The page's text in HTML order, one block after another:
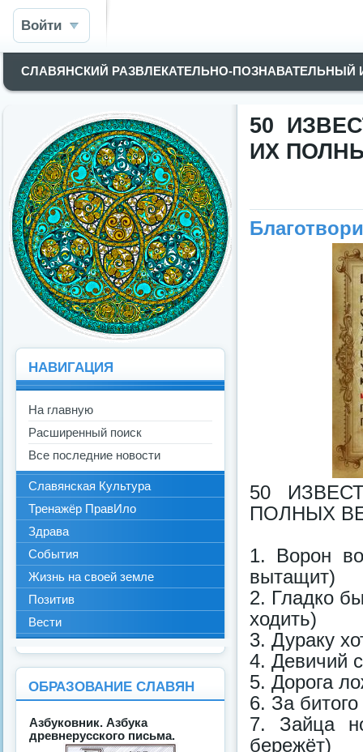
Войти
СЛАВЯНСКИЙ РАЗВЛЕКАТЕЛЬНО-
50
ИХ
50
ПОЛНЫХ
1. Ворон
вытащит)
2. Гладко
ходить)
3. Дураку
4. Девичий
5. Дорога
6. За
7. Зайца
бережёт)
НАВИГАЦИЯ
На главную
Расширенный поиск
Все последние новости
Славянская Культура
Тренажёр ПравИло
Здрава
События
Жизнь на своей земле
Позитив
Вести
ОБРАЗОВАНИЕ СЛАВЯН
Азбуковник. Азбука
древнерусского письма.